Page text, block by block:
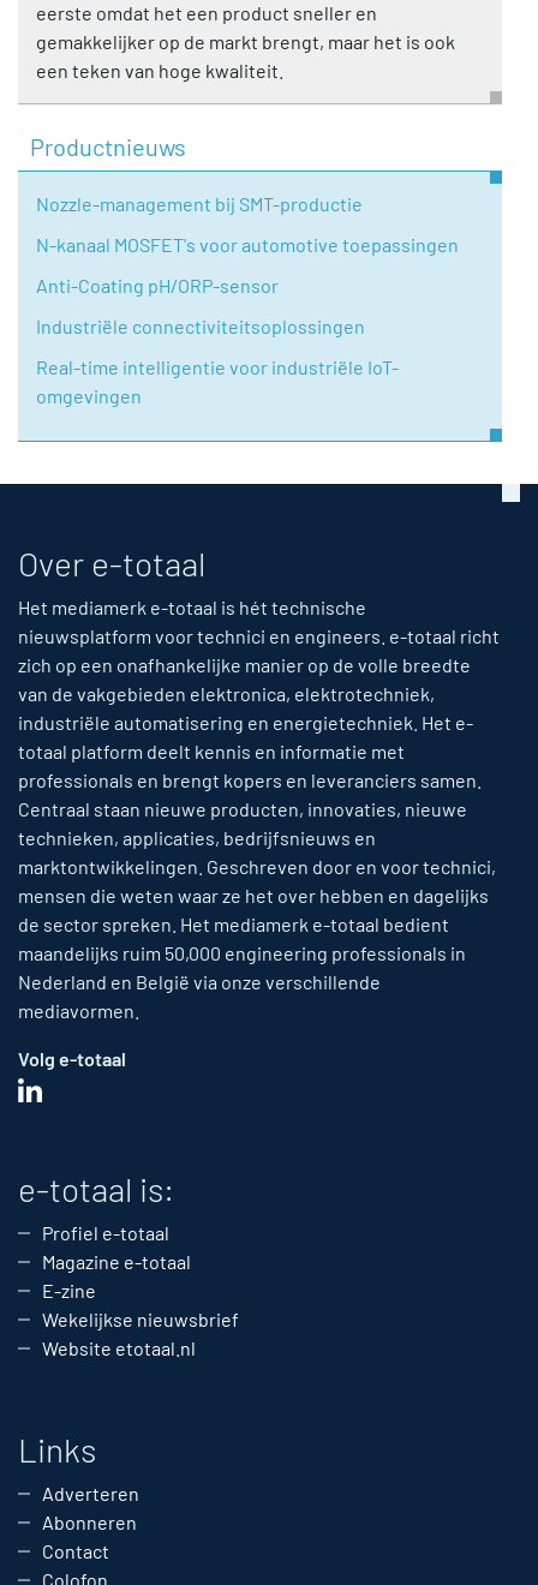
eerste omdat het een product sneller en
gemakkelijker op de markt brengt, maar het is ook
een teken van hoge kwaliteit.
Productnieuws
Nozzle-management bij SMT-productie
N-kanaal MOSFET's voor automotive toepassingen
Anti-Coating pH/ORP-sensor
Industriële connectiviteitsoplossingen
Real-time intelligentie voor industriële IoT-
omgevingen
Over e-totaal
Het mediamerk e-totaal is hét technische
nieuwsplatform voor technici en engineers. e-totaal richt
zich op een onafhankelijke manier op de volle breedte
van de vakgebieden elektronica, elektrotechniek,
industriële automatisering en energietechniek. Het e-
totaal platform deelt kennis en informatie met
professionals en brengt kopers en leveranciers samen.
Centraal staan nieuwe producten, innovaties, nieuwe
technieken, applicaties, bedrijfsnieuws en
marktontwikkelingen. Geschreven door en voor technici,
mensen die weten waar ze het over hebben en dagelijks
de sector spreken. Het mediamerk e-totaal bedient
maandelijks ruim 50,000 engineering professionals in
Nederland en België via onze verschillende
mediavormen.
Volg e-totaal
e-totaal is:
Profiel e-totaal
Magazine e-totaal
E-zine
Wekelijkse nieuwsbrief
Website etotaal.nl
Links
Adverteren
Abonneren
Contact
Colofon